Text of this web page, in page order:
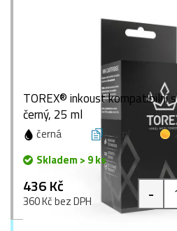
TOREX® inkoust kompatibilní
černý, 25 ml
černá 25 ml
Skladem > 9 ks
436 Kč
360 Kč bez DPH -